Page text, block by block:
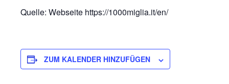
Quelle: Webseite https://1000miglia.it/en/
ZUM KALENDER HINZUFÜGEN